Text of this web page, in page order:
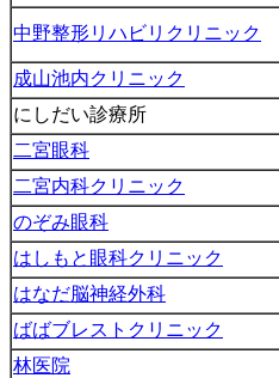
中野整形リハビリクリニック
成山池内クリニック
にしだい診療所
二宮眼科
二宮内科クリニック
のぞみ眼科
はしもと眼科クリニック
はなだ脳神経外科
ばばブレストクリニック
林医院